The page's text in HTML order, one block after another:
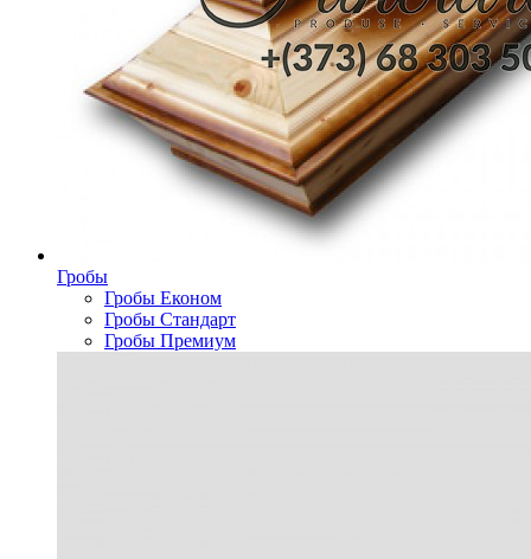
Гробы
Гробы Економ
Гробы Стандарт
Гробы Премиум